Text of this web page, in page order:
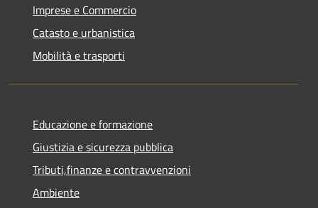
Imprese e Commercio
Catasto e urbanistica
Mobilità e trasporti
Educazione e formazione
Giustizia e sicurezza pubblica
Tributi,finanze e contravvenzioni
Ambiente